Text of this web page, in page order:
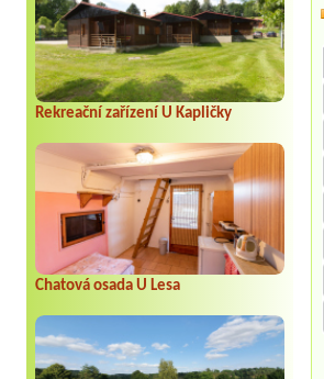
Rekreační zařízení U Kapličky
Chatová osada U Lesa